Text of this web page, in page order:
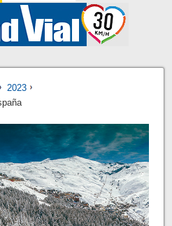
2023